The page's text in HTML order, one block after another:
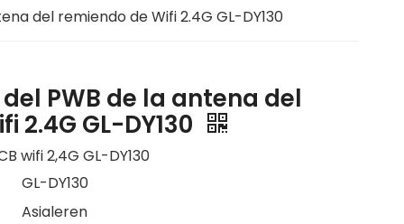
del remiendo de Wifi 2.4G GL-DY130
PWB de la antena del
2.4G GL-DY130
wifi 2,4G GL-DY130
GL-DY130
Asialeren